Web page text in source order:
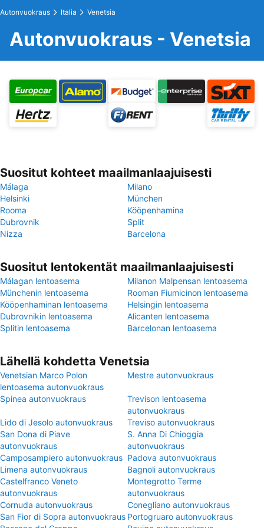
Autonvuokraus Italia Venetsia
Autonvuokraus - Venetsia
Suositut kohteet maailmanlaajuisesti
Málaga
Milano
Helsinki
München
Rooma
Kööpenhamina
Dubrovnik
Split
Nizza
Barcelona
Suositut lentokentät maailmanlaajuisesti
Málagan lentoasema
Milanon Malpensan lentoasema
Münchenin lentoasema
Rooman Fiumicinon lentoasema
Kööpenhaminan lentoasema
Helsingin lentoasema
Dubrovnikin lentoasema
Alicanten lentoasema
Splitin lentoasema
Barcelonan lentoasema
Lähellä kohdetta Venetsia
Venetsian Marco Polon
lentoasema autonvuokraus
Mestre autonvuokraus
Spinea autonvuokraus
Trevison lentoasema
autonvuokraus
Lido di Jesolo autonvuokraus
Treviso autonvuokraus
San Dona di Piave
autonvuokraus
S. Anna Di Chioggia
autonvuokraus
Camposampiero autonvuokraus Padova autonvuokraus
Limena autonvuokraus
Bagnoli autonvuokraus
Castelfranco Veneto
autonvuokraus
Montegrotto Terme
autonvuokraus
Cornuda autonvuokraus
Conegliano autonvuokraus
San Fior di Sopra autonvuokraus Portogruaro autonvuokraus